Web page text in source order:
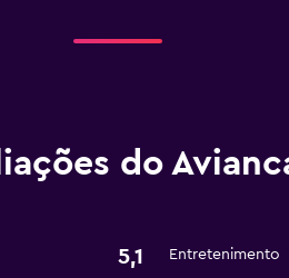
do
5,1 Entretenimento